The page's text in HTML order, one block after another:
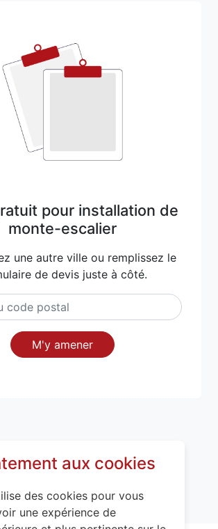
pour installation de
monte-escalier
une autre ville ou remplissez le
de devis juste à côté.
M'y amener
escalier
Moselle (54)
Deuxville (54370)
aux cookies
des cookies pour vous
une expérience de